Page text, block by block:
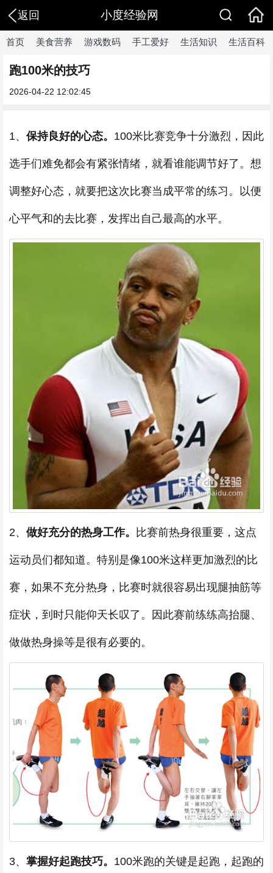
返回 小度经验网
首页 美食营养 游戏数码 手工爱好 生活知识 生活百科
跑100米的技巧
2026-04-22 12:02:45
1、 保持良好的心态。 100米比赛竞争十分激烈，因此
选手们难免都会有紧张情绪，就看谁能调节好了。想
调整好心态，就要把这次比赛当成平常的练习。以便
心平气和的去比赛，发挥出自己最高的水平。
2、 做好充分的热身工作。 比赛前热身很重要，这点
运动员们都知道。特别是像100米这样更加激烈的比
赛，如果不充分热身，比赛时就很容易出现腿抽筋等
症状，到时只能仰天长叹了。因此赛前练练高抬腿、
做做热身操等是很有必要的。
3、 掌握好起跑技巧。 100米跑的关键是起跑，起跑的